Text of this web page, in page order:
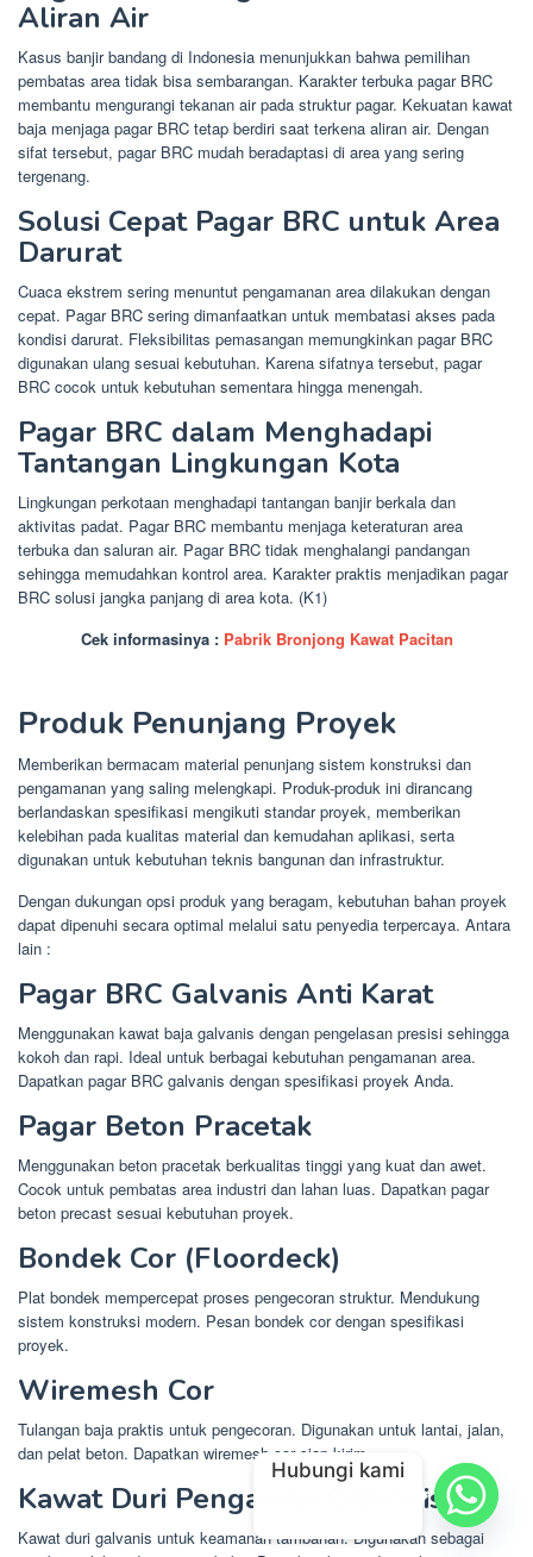
Aliran Air
Kasus banjir bandang di Indonesia menunjukkan bahwa pemilihan
pembatas area tidak bisa sembarangan. Karakter terbuka pagar BRC
membantu mengurangi tekanan air pada struktur pagar. Kekuatan kawat
baja menjaga pagar BRC tetap berdiri saat terkena aliran air. Dengan
sifat tersebut, pagar BRC mudah beradaptasi di area yang sering
tergenang.
Solusi Cepat Pagar BRC untuk Area
Darurat
Cuaca ekstrem sering menuntut pengamanan area dilakukan dengan
cepat. Pagar BRC sering dimanfaatkan untuk membatasi akses pada
kondisi darurat. Fleksibilitas pemasangan memungkinkan pagar BRC
digunakan ulang sesuai kebutuhan. Karena sifatnya tersebut, pagar
BRC cocok untuk kebutuhan sementara hingga menengah.
Pagar BRC dalam Menghadapi
Tantangan Lingkungan Kota
Lingkungan perkotaan menghadapi tantangan banjir berkala dan
aktivitas padat. Pagar BRC membantu menjaga keteraturan area
terbuka dan saluran air. Pagar BRC tidak menghalangi pandangan
sehingga memudahkan kontrol area. Karakter praktis menjadikan pagar
BRC solusi jangka panjang di area kota. (K1)
Cek informasinya : Pabrik Bronjong Kawat Pacitan
Produk Penunjang Proyek
Memberikan bermacam material penunjang sistem konstruksi dan
pengamanan yang saling melengkapi. Produk-produk ini dirancang
berlandaskan spesifikasi mengikuti standar proyek, memberikan
kelebihan pada kualitas material dan kemudahan aplikasi, serta
digunakan untuk kebutuhan teknis bangunan dan infrastruktur.
Dengan dukungan opsi produk yang beragam, kebutuhan bahan proyek
dapat dipenuhi secara optimal melalui satu penyedia terpercaya. Antara
lain :
Pagar BRC Galvanis Anti Karat
Menggunakan kawat baja galvanis dengan pengelasan presisi sehingga
kokoh dan rapi. Ideal untuk berbagai kebutuhan pengamanan area.
Dapatkan pagar BRC galvanis dengan spesifikasi proyek Anda.
Pagar Beton Pracetak
Menggunakan beton pracetak berkualitas tinggi yang kuat dan awet.
Cocok untuk pembatas area industri dan lahan luas. Dapatkan pagar
beton precast sesuai kebutuhan proyek.
Bondek Cor (Floordeck)
Plat bondek mempercepat proses pengecoran struktur. Mendukung
sistem konstruksi modern. Pesan bondek cor dengan spesifikasi
proyek.
Wiremesh Cor
Tulangan baja praktis untuk pengecoran. Digunakan untuk lantai, jalan,
dan pelat beton. Dapatkan wiremesh cor siap kirim.
Kawat Duri Pengaman Galvanis
Kawat duri galvanis untuk keamanan tambahan. Digunakan sebagai
Hubungi kami